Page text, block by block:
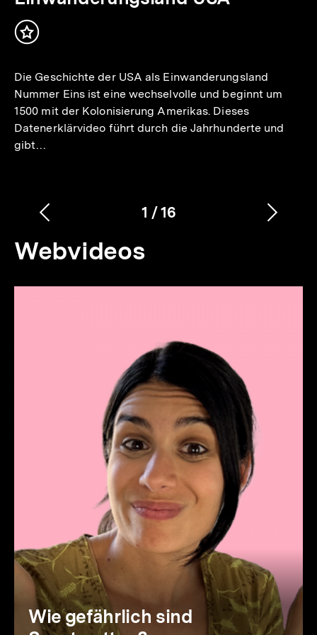
4
Min.
Inhalt
Die Geschichte der USA als Einwanderungsland
Nummer Eins ist eine wechselvolle und beginnt um
1500 mit der Kolonisierung Amerikas. Dieses
Datenerklärvideo führt durch die Jahrhunderte und
gibt…
Karussellinhalt
1
von
/16
Vorherigen
Inhalt
anzeigen
Webvideos
Wie gefährlich sind